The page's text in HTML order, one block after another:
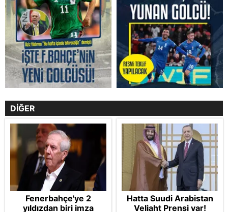
DİĞER
Fenerbahçe'ye 2
yıldızdan biri imza
Hatta Suudi Arabistan
Veliaht Prensi var!